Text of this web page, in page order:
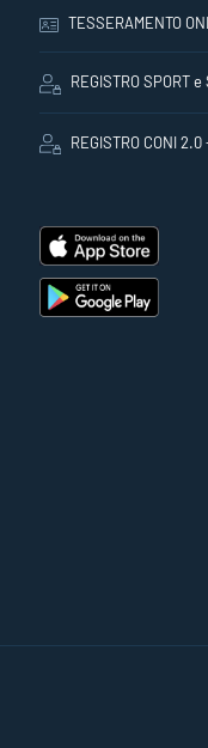
TESSERAMENTO
REGISTRO SPORT
REGISTRO CONI